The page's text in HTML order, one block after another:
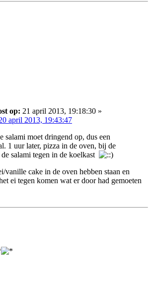
op: 21 april 2013, 19:18:30 »
april 2013, 19:43:47
salami moet dringend op, dus een
1 uur later, pizza in de oven, bij de
salami tegen in de koelkast
vanille cake in de oven hebben staan en
ei tegen komen wat er door had gemoeten